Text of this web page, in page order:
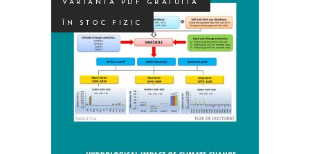
VARIANTĂ PDF GRATUITĂ
ÎN STOC FIZIC
SELECTEAZĂ OPȚIUNILE
produs